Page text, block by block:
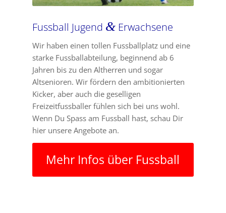
Fussball Jugend &Erwachsene
Wir haben einen tollen Fussballplatz und eine
starke Fussballabteilung, beginnend ab 6
Jahren bis zu den Altherren und sogar
Altsenioren. Wir fördern den ambitionierten
Kicker, aber auch die geselligen
Freizeitfussballer fühlen sich bei uns wohl.
Wenn Du Spass am Fussball hast, schau Dir
hier unsere Angebote an.
Mehr Infos über Fussball